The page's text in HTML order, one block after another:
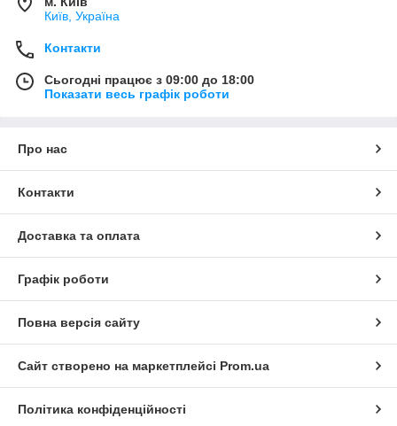
Київ, Україна
Контакти
Сьогодні працює з 09:00 до 18:00
Показати весь графік роботи
Про нас
Контакти
Доставка та оплата
Графік роботи
Повна версія сайту
Сайт створено на маркетплейсі Prom.ua
Політика конфіденційності